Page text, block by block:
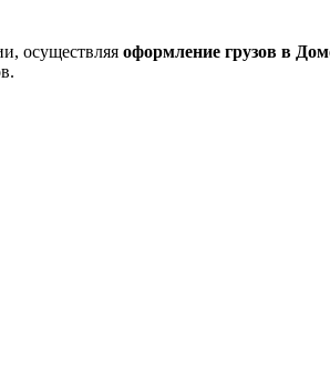
осуществляя оформление грузов в